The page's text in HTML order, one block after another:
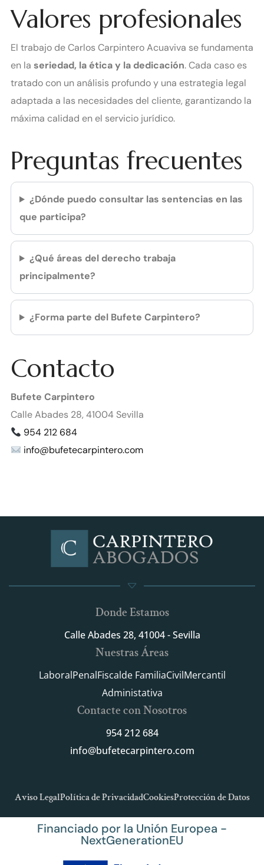
Valores profesionales
El trabajo de Carlos Carpintero Acuaviva se fundamenta
en la seriedad, la ética y la dedicación. Cada caso es
tratado con un análisis profundo y una estrategia legal
adaptada a las necesidades del cliente, garantizando la
máxima calidad en el servicio jurídico.
Preguntas frecuentes
¿Dónde puedo consultar las sentencias en las
que participa?
¿Qué áreas del derecho trabaja
principalmente?
¿Forma parte del Bufete Carpintero?
Contacto
Bufete Carpintero
Calle Abades 28, 41004 Sevilla
954 212 684
info@bufetecarpintero.com
Donde Estamos
Calle Abades 28, 41004 - Sevilla
Nuestras Áreas
LaboralPenalFiscalde FamiliaCivilMercantil
Administativa
Contacte con Nosotros
954 212 684
info@bufetecarpintero.com
Aviso LegalPolítica de PrivacidadCookiesProtección de Datos
Financiado por la Unión Europea -
NextGenerationEU